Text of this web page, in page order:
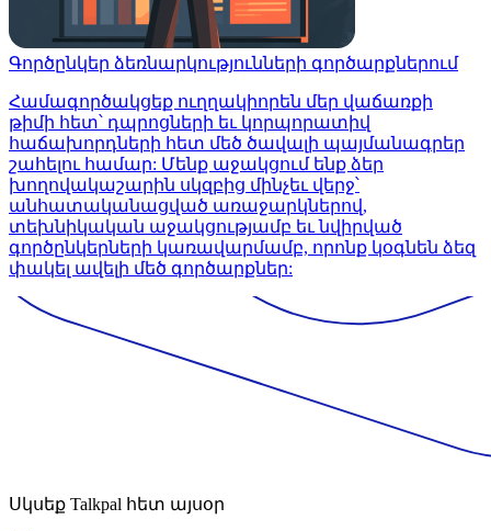
Գործընկեր ձեռնարկությունների գործարքներում
Համագործակցեք ուղղակիորեն մեր վաճառքի
թիմի հետ՝ դպրոցների եւ կորպորատիվ
հաճախորդների հետ մեծ ծավալի պայմանագրեր
շահելու համար: Մենք աջակցում ենք ձեր
խողովակաշարին սկզբից մինչեւ վերջ՝
անհատականացված առաջարկներով,
տեխնիկական աջակցությամբ եւ նվիրված
գործընկերների կառավարմամբ, որոնք կօգնեն ձեզ
փակել ավելի մեծ գործարքներ:
Սկսեք Talkpal հետ այսօր